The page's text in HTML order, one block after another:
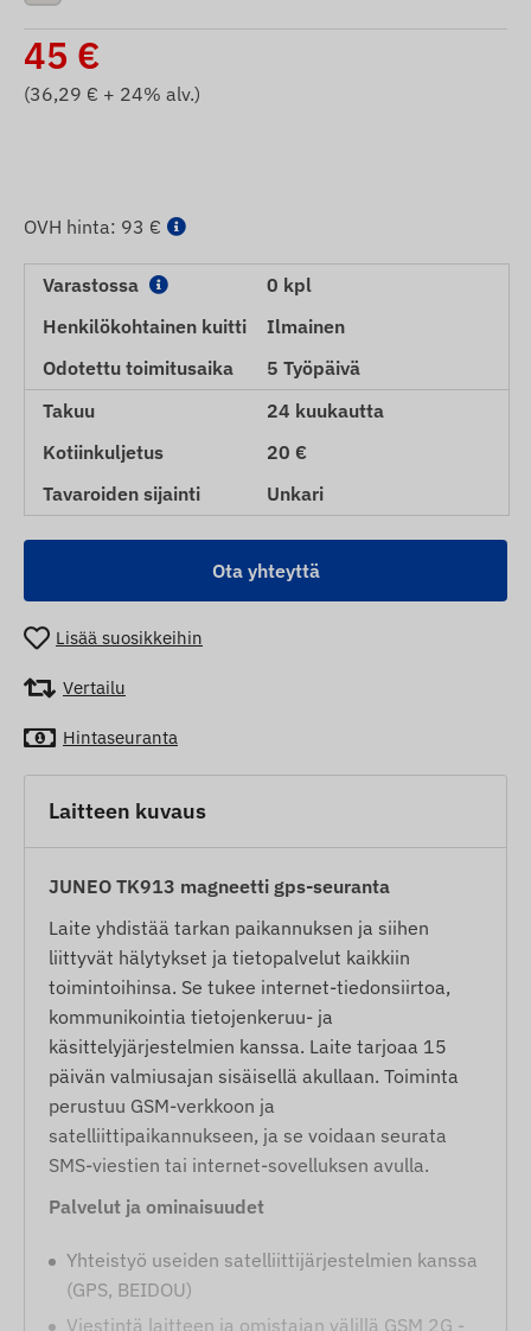
45 €
(36,29 € + 24% alv.)
OVH hinta: 93 €
Varastossa
0 kpl
Henkilökohtainen kuitti
Ilmainen
Odotettu toimitusaika
5 Työpäivä
Takuu
24 kuukautta
Kotiinkuljetus
20 €
Tavaroiden sijainti
Unkari
Ota yhteyttä
Lisää suosikkeihin
Vertailu
Hintaseuranta
Laitteen kuvaus
JUNEO TK913 magneetti gps-seuranta
Laite yhdistää tarkan paikannuksen ja siihen
liittyvät hälytykset ja tietopalvelut kaikkiin
toimintoihinsa. Se tukee internet-tiedonsiirtoa,
kommunikointia tietojenkeruu- ja
käsittelyjärjestelmien kanssa. Laite tarjoaa 15
päivän valmiusajan sisäisellä akullaan. Toiminta
perustuu GSM-verkkoon ja
satelliittipaikannukseen, ja se voidaan seurata
SMS-viestien tai internet-sovelluksen avulla.
Palvelut ja ominaisuudet
Yhteistyö useiden satelliittijärjestelmien kanssa
(GPS, BEIDOU)
Viestintä laitteen ja omistajan välillä GSM 2G -